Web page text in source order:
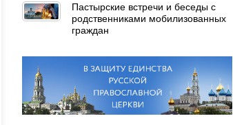
Пастырские встречи и беседы с
родственниками мобилизованных
граждан